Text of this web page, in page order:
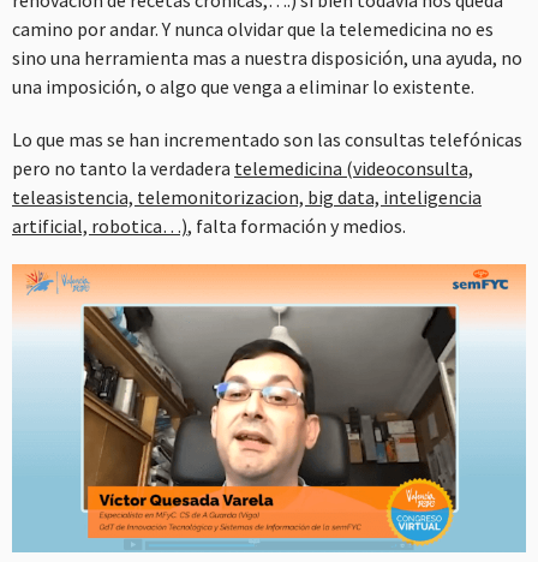
camino por andar. Y nunca olvidar que la telemedicina no es
sino una herramienta mas a nuestra disposición, una ayuda, no
una imposición, o algo que venga a eliminar lo existente.
Lo que mas se han incrementado son las consultas telefónicas
pero no tanto la verdadera telemedicina (videoconsulta,
teleasistencia, telemonitorizacion, big data, inteligencia
artificial, robotica…), falta formación y medios.